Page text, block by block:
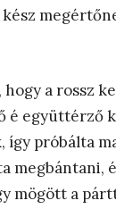
a rossz
é együttérző
próbálta
megbántani,
mögött a